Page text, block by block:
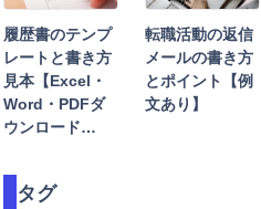
内定・退職準備
転職活動Tips
注目記事
検
索
履歴書のテンプ
レートと書き方
見本【Excel・
Word・PDFダ
ウンロード…
転職活動の返信
メールの書き方
とポイント【例
文あり】
タグ